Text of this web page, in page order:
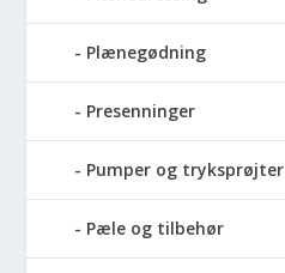
Plænegødning
Presenninger
Pumper og tryksprøjter
Pæle og tilbehør